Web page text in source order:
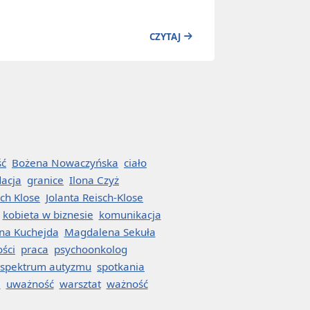
CZYTAJ
Bożena Nowaczyńska ciało
granice Ilona Czyż
Klose Jolanta Reisch-Klose
kobieta w biznesie komunikacja
Kuchejda Magdalena Sekuła
praca psychoonkolog
spektrum autyzmu spotkania
uważność warsztat ważność